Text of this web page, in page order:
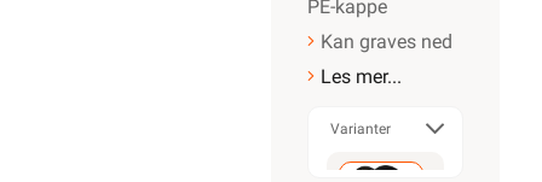
PE-kappe
Kan graves ned
Les mer...
Varianter